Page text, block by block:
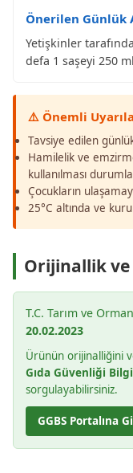
Önerilen Günlük
Yetişkinler
defa 1 saşeyi 250
⚠️ Önemli
Tavsiye edilen
Hamilelik ve
kullanılması
Çocukların
25°C altında ve
Orijinallik
T.C. Tarım ve
20.02.2023
Ürünün orijinalliğini
Gıda Güvenliği
sorgulayabilirsiniz.
GGBS Portalına